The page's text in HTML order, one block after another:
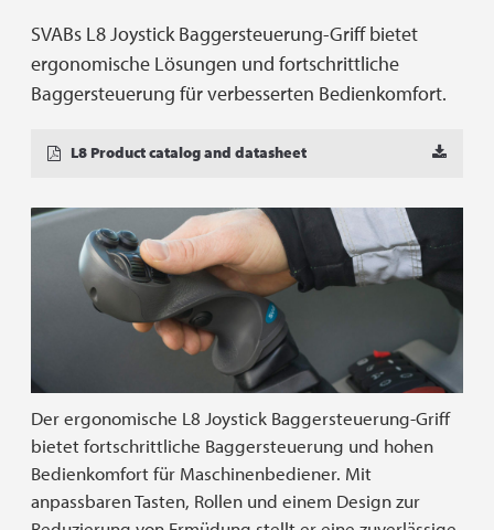
SVABs L8 Joystick Baggersteuerung-Griff bietet
ergonomische Lösungen und fortschrittliche
Baggersteuerung für verbesserten Bedienkomfort.
L8 Product catalog and datasheet
Der ergonomische L8 Joystick Baggersteuerung-Griff
bietet fortschrittliche Baggersteuerung und hohen
Bedienkomfort für Maschinenbediener. Mit
anpassbaren Tasten, Rollen und einem Design zur